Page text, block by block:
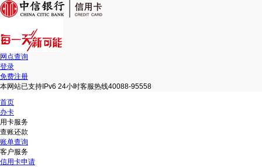
网点查询
登录
免费注册
本网站已支持IPv6 24小时客服热线40088-95558
首页
办卡
用卡服务
查账还款
账单查询
客户服务
信用卡申请